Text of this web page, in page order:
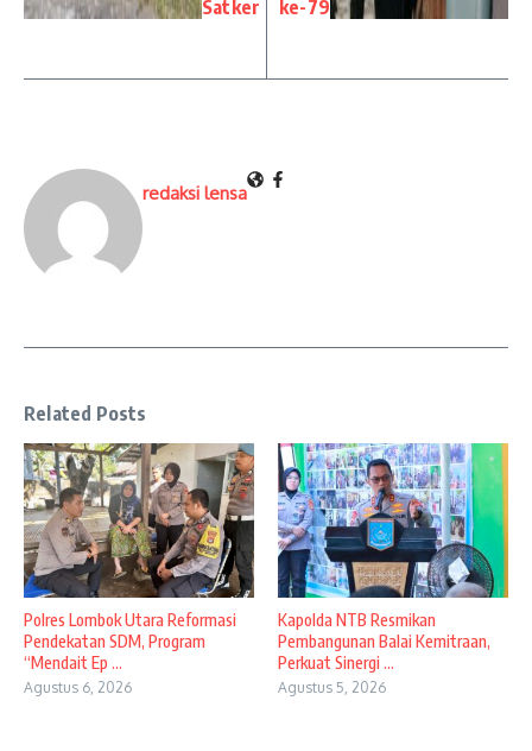
Satker
ke-79
redaksi lensa
Related Posts
Polres Lombok Utara Reformasi
Pendekatan SDM, Program
“Mendait Ep ...
Agustus 6, 2026
Kapolda NTB Resmikan
Pembangunan Balai Kemitraan,
Perkuat Sinergi ...
Agustus 5, 2026